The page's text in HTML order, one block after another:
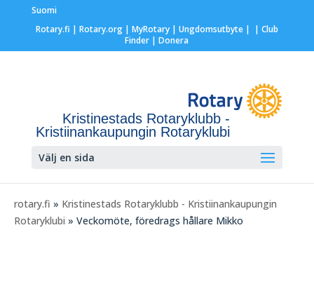
Suomi
Rotary.fi | Rotary.org| MyRotary | Ungdomsutbyte| | Club
Finder | Donera
Kristinestads Rotaryklubb -
Kristiinankaupungin Rotaryklubi
Välj en sida
rotary.fi » Kristinestads Rotaryklubb - Kristiinankaupungin
Rotaryklubi » Veckomöte, föredrags hållare Mikko